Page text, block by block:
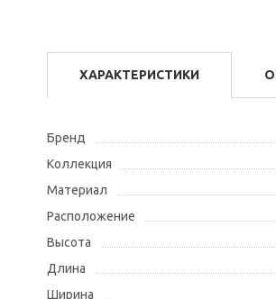
ХАРАКТЕРИСТИКИ
Бренд
Коллекция
Материал
Расположение
Высота
Длина
Ширина